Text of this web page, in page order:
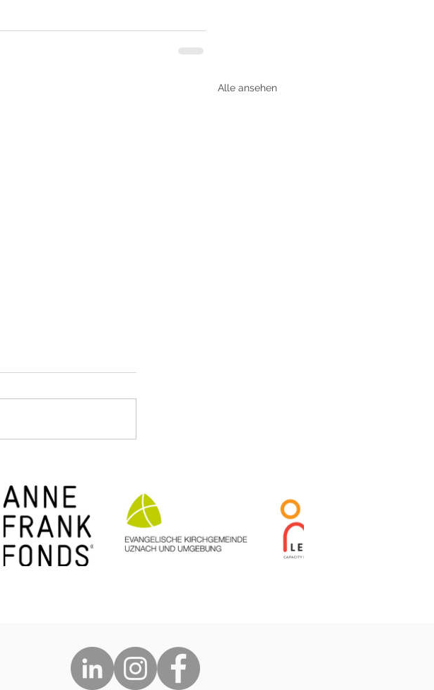
Alle ansehen
vom Polokong
Alterszentrum